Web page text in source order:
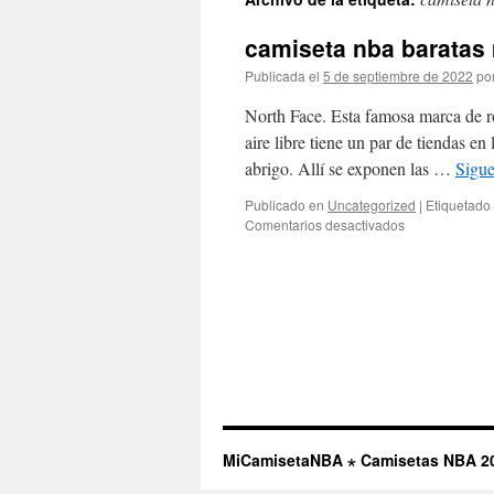
contenido
camiseta nba baratas
Publicada el 5 de septiembre de 2022
North Face. Esta famosa marca de
aire libre tiene un par de tiendas
abrigo. Allí se exponen las …
Publicado en Uncategorized | Etiquetado
Comentarios desactivadosen
MiCamisetaNBA ⋆ Camisetas NBA